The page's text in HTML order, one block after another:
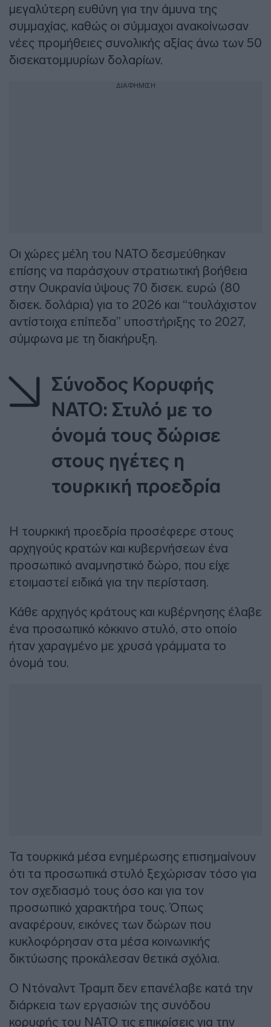
μεγαλύτερη ευθύνη για την άμυνα της
συμμαχίας, καθώς οι σύμμαχοι ανακοίνωσαν
νέες προμήθειες συνολικής αξίας άνω των 50
δισεκατομμυρίων δολαρίων.
ΔΙΑΦΗΜΙΣΗ
Οι χώρες μέλη του ΝΑΤΟ δεσμεύθηκαν
επίσης να παράσχουν στρατιωτική βοήθεια
στην Ουκρανία ύψους 70 δισεκ. ευρώ (80
δισεκ. δολάρια) για το 2026 και “τουλάχιστον
αντίστοιχα επίπεδα” υποστήριξης το 2027,
σύμφωνα με τη διακήρυξη.
Σύνοδος Κορυφής
ΝΑΤΟ: Στυλό με το
όνομά τους δώρισε
στους ηγέτες η
τουρκική προεδρία
Η τουρκική προεδρία προσέφερε στους
αρχηγούς κρατών και κυβερνήσεων ένα
προσωπικό αναμνηστικό δώρο, που είχε
ετοιμαστεί ειδικά για την περίσταση.
Κάθε αρχηγός κράτους και κυβέρνησης έλαβε
ένα προσωπικό κόκκινο στυλό, στο οποίο
ήταν χαραγμένο με χρυσά γράμματα το
όνομά του.
Τα τουρκικά μέσα ενημέρωσης επισημαίνουν
ότι τα προσωπικά στυλό ξεχώρισαν τόσο για
τον σχεδιασμό τους όσο και για τον
προσωπικό χαρακτήρα τους. Όπως
αναφέρουν, εικόνες των δώρων που
κυκλοφόρησαν στα μέσα κοινωνικής
δικτύωσης προκάλεσαν θετικά σχόλια.
Ο Ντόναλντ Τραμπ δεν επανέλαβε κατά την
διάρκεια των εργασιών της συνόδου
κορυφής του ΝΑΤΟ τις επικρίσεις για την